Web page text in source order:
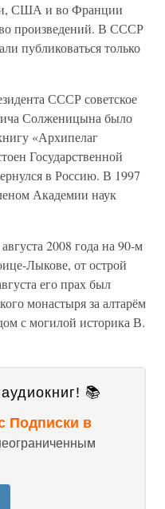
США и во Франции
произведений. В СССР
публиковаться только
СССР советское
Солженицына было
«Архипелаг
Государственной
в Россию. В 1997
Академии наук
2008 года на 90-м
Лыкове, от острой
его прах был
монастыря за алтарём
с могилой историка В.
📚
Подписки в